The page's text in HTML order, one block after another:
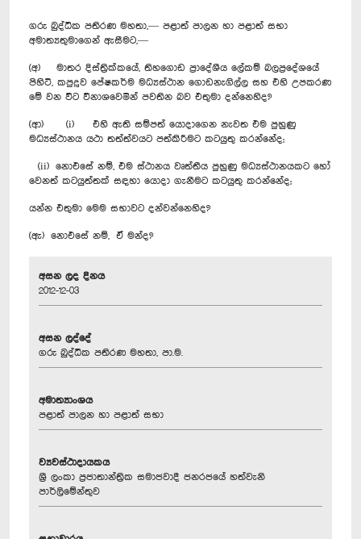
ගරු බුද්ධික පතිරණ මහතා,— පළාත් පාලන හා පළාත් සභා
අමාත්‍යතුමාගෙන් ඇසීමට,—
(අ) මාතර දිස්ත්‍රික්කයේ, තිහගොඩ ප්‍රාදේශීය ලේකම් බලප්‍රදේශයේ
පිහිටි, කපුදූව පේෂකර්ම මධ්‍යස්ථාන ගොඩනැගිල්ල සහ එහි උපකරණ
මේ වන විට විනාශවෙමින් පවතින බව එතුමා දන්නෙහිද?
(ආ) (i) එහි ඇති සම්පත් යොදාගෙන නැවත එම පුහුණු
මධ්‍යස්ථානය යථා තත්ත්වයට පත්කිරීමට කටයුතු කරන්නේද;
(ii) නොඑසේ නම්, එම ස්ථානය වෘත්තීය පුහුණු මධ්‍යස්ථානයකට හෝ
වෙනත් කටයුත්තක් සඳහා යොදා ගැනීමට කටයුතු කරන්නේද;
යන්න එතුමා මෙම සභාවට දන්වන්නෙහිද?
(ඇ) නොඑසේ නම්, ඒ මන්ද?
අසන ලද දිනය
2012-12-03
අසන ලද්දේ
ගරු බුද්ධික පතිරණ මහතා, පා.ම.
අමාත්‍යාංශය
පළාත් පාලන හා පළාත් සභා
ව්‍යවස්ථාදායකය
ශ්‍රී ලංකා ප්‍රජාතාන්ත්‍රික සමාජවාදී ජනරජයේ හත්වැනි
පාර්ලිමේන්තුව